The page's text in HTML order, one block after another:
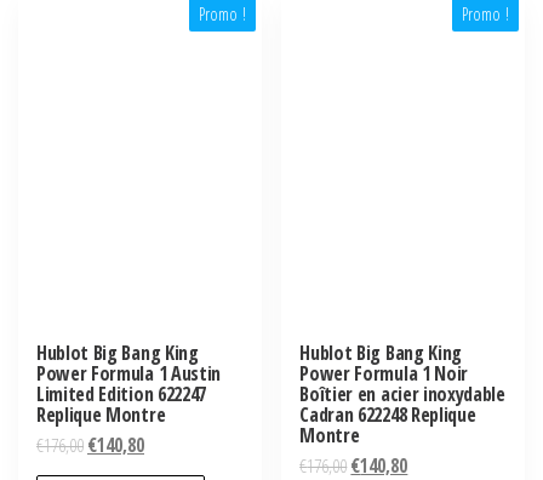
Promo !
Hublot Big Bang King
Power Formula 1 Austin
Limited Edition 622247
Replique Montre
€176,00€140,80
Promo !
Hublot Big Bang King
Power Formula 1 Noir
Boîtier en acier inoxydable
Cadran 622248 Replique
Montre
€176,00€140,80